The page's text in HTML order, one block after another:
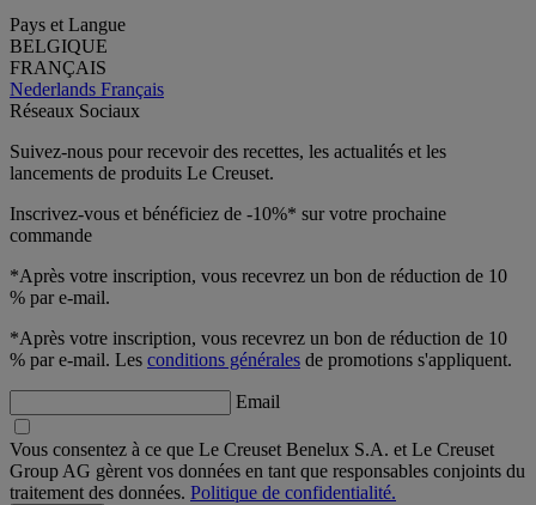
Pays et Langue
BELGIQUE
FRANÇAIS
Nederlands Français
Réseaux Sociaux
Suivez-nous pour recevoir des recettes, les actualités et les
lancements de produits Le Creuset.
Inscrivez-vous et bénéficiez de -10%* sur votre prochaine
commande
*Après votre inscription, vous recevrez un bon de réduction de 10
% par e-mail.
*Après votre inscription, vous recevrez un bon de réduction de 10
% par e-mail. Les conditions générales de promotions s'appliquent.
Email
Vous consentez à ce que Le Creuset Benelux S.A. et Le Creuset
Group AG gèrent vos données en tant que responsables conjoints du
traitement des données. Politique de confidentialité.